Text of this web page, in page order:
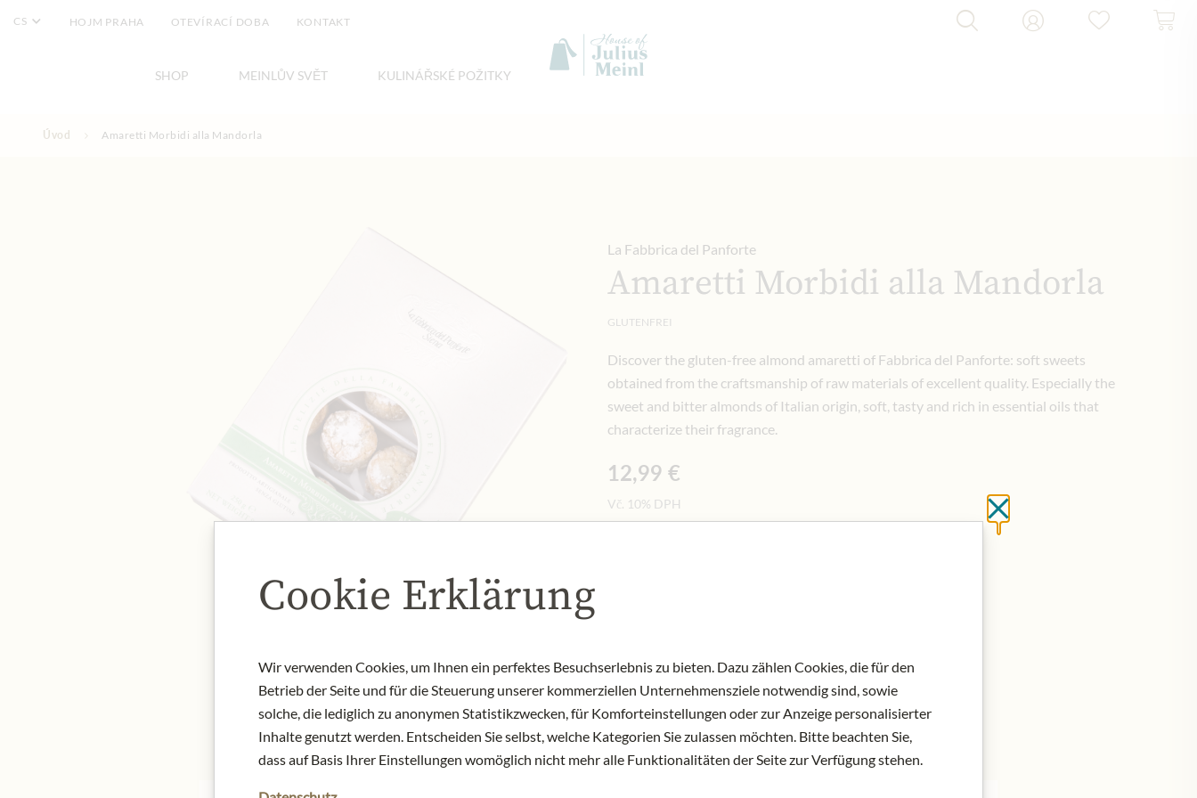
CS HOJM PRAHA OTEVÍRACÍ DOBA KONTAKT
SHOP MEINLŮV SVĚT KULINÁŘSKÉ POŽITKY
Přejít na obsah
Úvod Amaretti Morbidi alla Mandorla
La Fabbrica del Panforte
Amaretti Morbidi alla Mandorla
GLUTENFREI
Discover the gluten-free almond amaretti of Fabbrica del Panforte: soft sweets
obtained from the craftsmanship of raw materials of excellent quality. Especially the
sweet and bitter almonds of Italian origin, soft, tasty and rich in essential oils that
characterize their fragrance.
12,99 €
Vč. 10% DPH
250 gr|(1 kg51,96 €)
NYNÍ SKLADEM
Art.Nr.:412348#1.000
Close without saving
Cookie Erklärung
Wir verwenden Cookies, um Ihnen ein perfektes Besuchserlebnis zu bieten. Dazu zählen Cookies, die für den
Betrieb der Seite und für die Steuerung unserer kommerziellen Unternehmensziele notwendig sind, sowie
solche, die lediglich zu anonymen Statistikzwecken, für Komforteinstellungen oder zur Anzeige personalisierter
Inhalte genutzt werden. Entscheiden Sie selbst, welche Kategorien Sie zulassen möchten. Bitte beachten Sie,
dass auf Basis Ihrer Einstellungen womöglich nicht mehr alle Funktionalitäten der Seite zur Verfügung stehen.